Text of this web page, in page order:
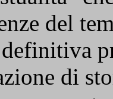
del
di